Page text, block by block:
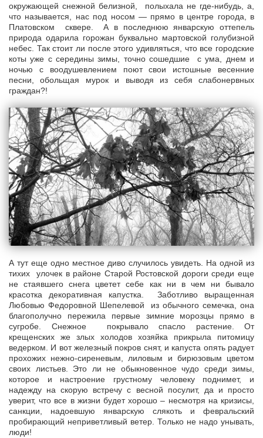
окружающей снежной белизной, полыхала не где-нибудь, а,
что называется, нас под носом — прямо в центре города, в
Платовском сквере. А в последнюю январскую оттепель
природа одарила горожан буквально мартовской голубизной
небес. Так стоит ли после этого удивляться, что все городские
коты уже с середины зимы, точно сошедшие с ума, днем и
ночью с воодушевлением поют свои истошные весенние
песни, обольщая мурок и выводя из себя слабонервных
граждан?!
А тут еще одно местное диво случилось увидеть. На одной из
тихих улочек в районе Старой Ростовской дороги среди еще
не стаявшего снега цветет себе как ни в чем ни бывало
красотка декоративная капустка. Заботливо выращенная
Любовью Федоровной Шепелевой из обычного семечка, она
благополучно пережила первые зимние морозцы прямо в
сугробе. Снежное покрывало спасло растение. От
крещенских же злых холодов хозяйка прикрыла питомицу
ведерком. И вот железный покров снят, и капуста опять радует
прохожих нежно-сиреневым, лиловым и бирюзовым цветом
своих листьев. Это ли не обыкновенное чудо среди зимы,
которое и настроение грустному человеку поднимет, и
надежду на скорую встречу с весной посулит, да и просто
уверит, что все в жизни будет хорошо – несмотря на кризисы,
санкции, надоевшую январскую слякоть и февральский
пробирающий неприветливый ветер. Только не надо унывать,
люди!